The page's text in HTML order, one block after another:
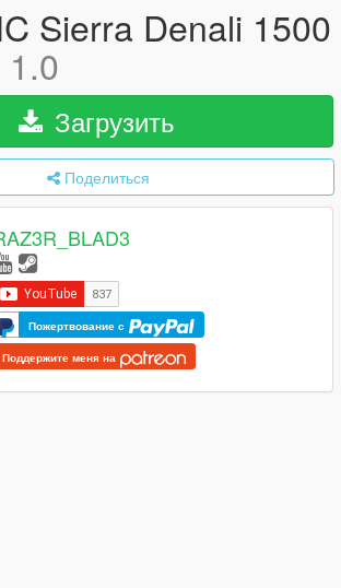
Sierra Denali 1500
1.0
Загрузить
Поделиться
Пожертвование с
Поддержите меня на